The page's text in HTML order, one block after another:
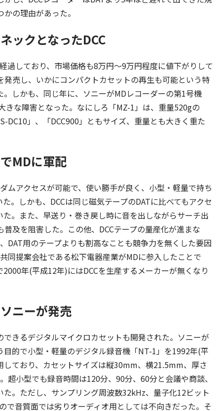
の理由があった。
ックとなったDCC
過しており、市場価格も8万円～9万円程度に値下がりして
発売し、いかにコンパクトカセットの再生も可能という特
しかも、同じ年に、ソニーがMDレコーダーの第1号機
きな障害となった。なにしろ「MZ-1」は、重量520gの
DC10」、「DCC900」ともサイズ、重量とも大きく重た
MDに軍配
ムアクセスが可能で、使い勝手が良く、小型・軽量で持ち
。しかも、DCCは同じ磁気テープのDATに比べてもアクセ
。また、早送り・巻き戻し時に音を出しながらサーチ出
及を阻害した。この他、DCCテープの量産化が進まな
DAT用のテープよりも割高なことも競争力を無くした要因
同提案会社である松下電器産業がMDに参入したことで
年(平成12年)にはDCCを生産するメーカーが無くなり
ニーが発売
きるデジタルマイクロカセットも開発された。ソニーが
的で小型・軽量のデジタル録音機「NT-1」を1992年(平
ており、カセットサイズは縦30mm、横21.5mm、厚さ
小型でも録音時間は120分、90分、60分と会議や商談、
。ただし、サンプリング周波数32kHz、量子化12ビット
で音質面では劣りオーディオ用としては不向きだった。そ